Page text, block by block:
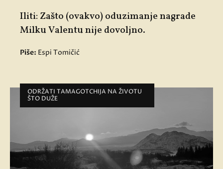
Iliti: Zašto (ovakvo) oduzimanje nagrade
Milku Valentu nije dovoljno.
Piše: Espi Tomičić
ODRŽATI TAMAGOTCHIJA NA ŽIVOTU
ŠTO DUŽE